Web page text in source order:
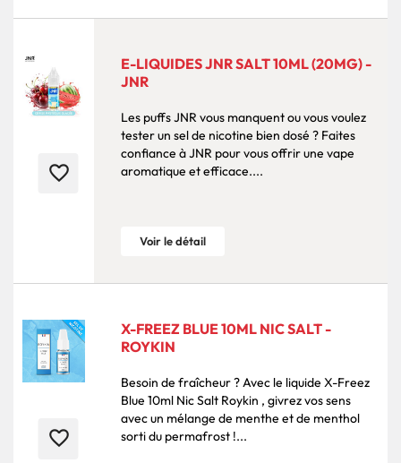
favorite_border
E-LIQUIDES JNR SALT 10ML (20MG) -
JNR
Les puffs JNR vous manquent ou vous voulez
tester un sel de nicotine bien dosé ? Faites
confiance à JNR pour vous offrir une vape
aromatique et efficace....
Voir le détail
favorite_border
X-FREEZ BLUE 10ML NIC SALT -
ROYKIN
Besoin de fraîcheur ? Avec le liquide X-Freez
Blue 10ml Nic Salt Roykin , givrez vos sens
avec un mélange de menthe et de menthol
sorti du permafrost !...